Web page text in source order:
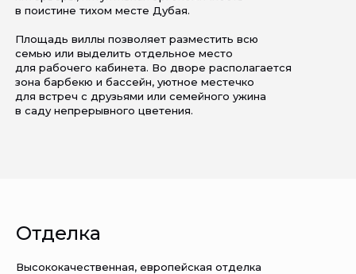
в поистине тихом месте Дубая.
Площадь виллы позволяет разместить всю
семью или выделить отдельное место
для рабочего кабинета. Во дворе располагается
зона барбекю и бассейн, уютное местечко
для встреч с друзьями или семейного ужина
в саду непрерывного цветения.
Отделка
Высококачественная, европейская отделка